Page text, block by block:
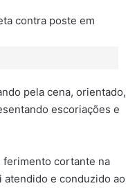
pela cena, orientado,
escoriações e
ferimento cortante na
atendido e conduzido ao